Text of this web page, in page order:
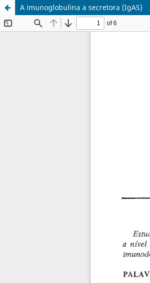
A imunoglobulina a secretora (IgAS)